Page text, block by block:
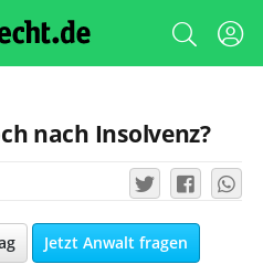
nach Insolvenz?
Jetzt Anwalt fragen